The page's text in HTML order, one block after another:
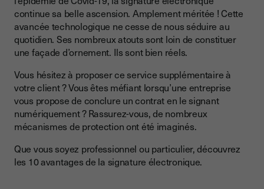
3. La signature électronique vous permet une meilleure
réactivité
4. La signature électronique contribue à la préservation de
l’environnement
5. La signature électronique vous fait économiser de l’argent
6. La signature électronique est sécurisée
7. La signature électronique laisse une trace numérique
8. La signature électronique s’intègre à de nombreux
logiciels
9. La signature électronique permet un travail collaboratif
continue sa belle ascension. Amplement méritée ! Cette
avancée technologique ne cesse de nous séduire au
quotidien. Ses nombreux atouts sont loin de constituer
une façade d’ornement. Ils sont bien réels.
Vous hésitez à proposer ce service supplémentaire à
votre client ? Vous êtes méfiant lorsqu’une entreprise
vous propose de conclure un contrat en le signant
numériquement ? Rassurez-vous, de nombreux
mécanismes de protection ont été imaginés.
Que vous soyez professionnel ou particulier, découvrez
les 10 avantages de la signature électronique.